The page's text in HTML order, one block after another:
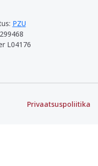
PZU
L04176
Privaatsuspoliitika